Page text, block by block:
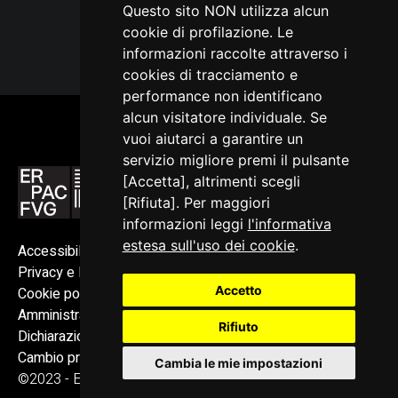
Questo sito NON utilizza alcun
cookie di profilazione. Le
informazioni raccolte attraverso i
cookies di tracciamento e
performance non identificano
alcun visitatore individuale. Se
vuoi aiutarci a garantire un
servizio migliore premi il pulsante
[Accetta], altrimenti scegli
[Rifiuta]. Per maggiori
informazioni leggi l'informativa
estesa sull'uso dei cookie.
Accetto
Rifiuto
Cambia le mie impostazioni
esperienze formali e il dipinto che traspare in filigrana è
Pesca notturna ad Antibes di Pablo Picasso (1939).
Accessibilità
Privacy e Note legali
Cookie policy
Amministrazione trasparente
Dichiarazione di accessibilità
Cambio preferenze cookie
©2023 - ERPAC FVG